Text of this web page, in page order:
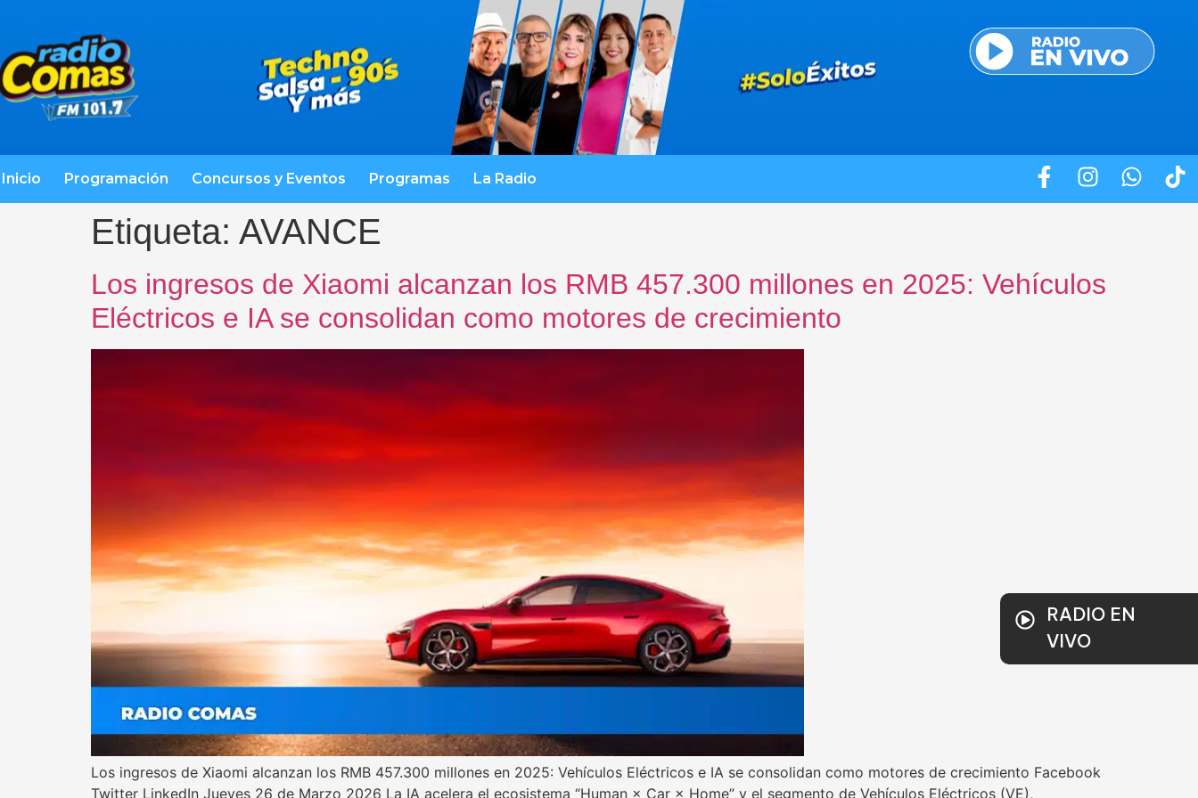
Inicio Programación Concursos y Eventos Programas La Radio
Etiqueta: AVANCE
Los ingresos de Xiaomi alcanzan los RMB 457.300 millones en 2025: Vehículos
Eléctricos e IA se consolidan como motores de crecimiento
Los ingresos de Xiaomi alcanzan los RMB 457.300 millones en 2025: Vehículos Eléctricos e IA se consolidan como motores de crecimiento Facebook
Twitter LinkedIn Jueves 26 de Marzo 2026 La IA acelera el ecosistema “Human × Car × Home” y el segmento de Vehículos Eléctricos (VE),
RADIO EN
VIVO